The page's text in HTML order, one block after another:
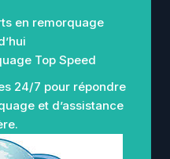
en remorquage
Top Speed
24/7 pour répondre
et d’assistance